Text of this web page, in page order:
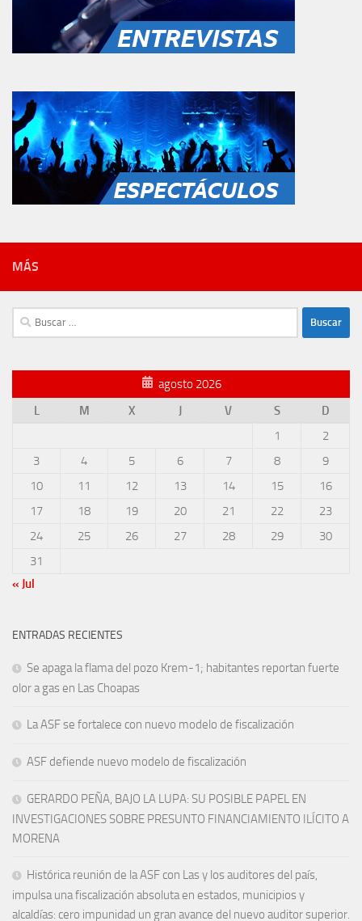
MÁS
Buscar:
agosto 2026
L
M X J V S
D
1
2
3
4 5 6 7 8
9
10
11 12 13 14 15
16
17
18 19 20 21 22
23
24
25 26 27 28 29
30
31
« Jul
ENTRADAS RECIENTES
Se apaga la flama del pozo Krem-1; habitantes reportan fuerte
olor a gas en Las Choapas
La ASF se fortalece con nuevo modelo de fiscalización
ASF defiende nuevo modelo de fiscalización
GERARDO PEÑA, BAJO LA LUPA: SU POSIBLE PAPEL EN
INVESTIGACIONES SOBRE PRESUNTO FINANCIAMIENTO ILÍCITO A
MORENA
Histórica reunión de la ASF con Las y los auditores del país,
impulsa una fiscalización absoluta en estados, municipios y
alcaldías: cero impunidad un gran avance del nuevo auditor superior.